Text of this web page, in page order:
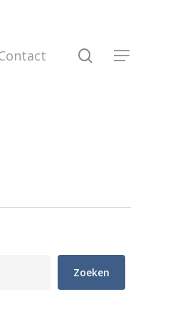
search
Menu
Zoeken